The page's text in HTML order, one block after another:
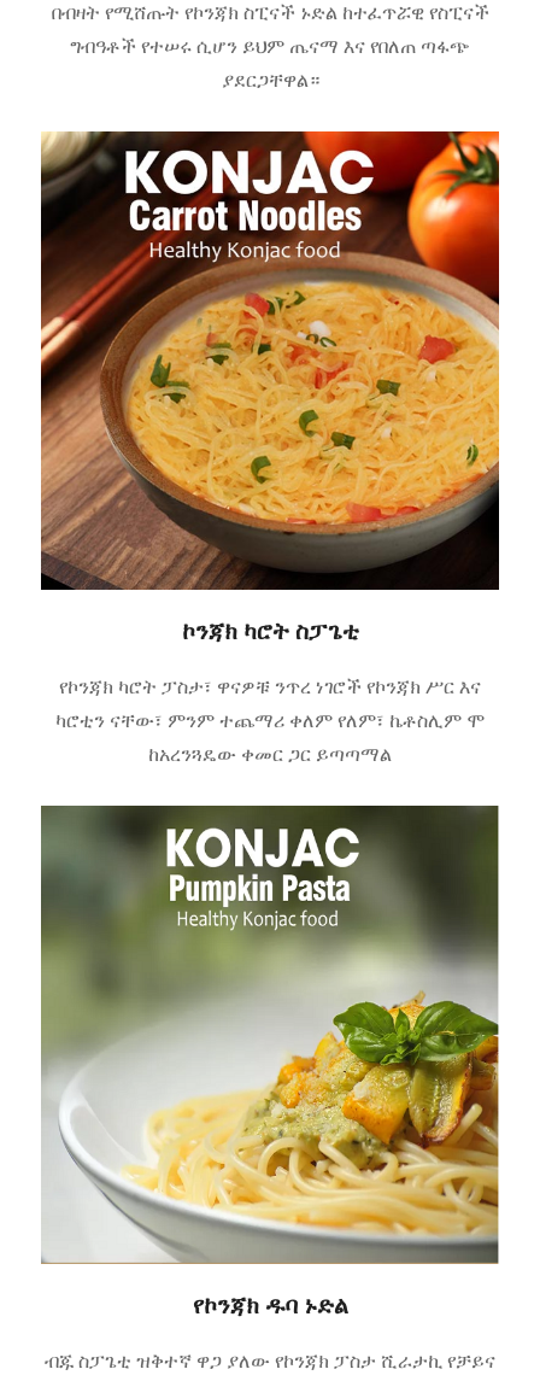
በብዛት የሚሸጡት የኮንጃክ ስፒናች ኑድል ከተፈጥሯዊ የስፒናች
ግብዓቶች የተሠሩ ሲሆን ይህም ጤናማ እና የበለጠ ጣፋጭ
ያደርጋቸዋል።
ኮንጃክ ካሮት ስፓጌቲ
የኮንጃክ ካሮት ፓስታ፣ ዋናዎቹ ንጥረ ነገሮች የኮንጃክ ሥር እና
ካሮቲን ናቸው፣ ምንም ተጨማሪ ቀለም የለም፣ ኬቶስሊም ሞ
ከአረንጓዴው ቀመር ጋር ይጣጣማል
የኮንጃክ ዱባ ኑድል
ብጁ ስፓጌቲ ዝቅተኛ ዋጋ ያለው የኮንጃክ ፓስታ ሺራታኪ የቻይና